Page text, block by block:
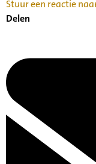
Stuur een reactie
Delen